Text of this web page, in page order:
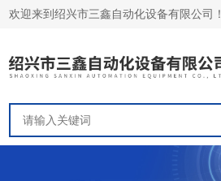
欢迎来到绍兴市三鑫自动化设备有限公司！